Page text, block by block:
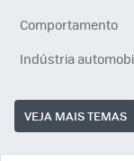
Comportamento
Indústria
VEJA MAIS TEMAS